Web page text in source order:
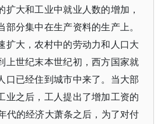
扩大和工业中就业人数的增加，
分集中在生产资料的生产上。
扩大，农村中的劳动力和人口大
上世纪末本世纪初，西方国家就
口已经住到城市中来了。当大部
业之后，工人提出了增加工资的
代的经济大萧条之后，为了对付